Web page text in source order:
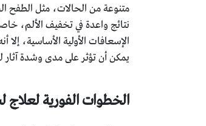
متنوعة من الحالات، مثل الطفح
الإسعافات الأولية الأساسية،
يمكن أن تؤثر على مدى وشدة آثار
الخطوات الفورية لعلاج